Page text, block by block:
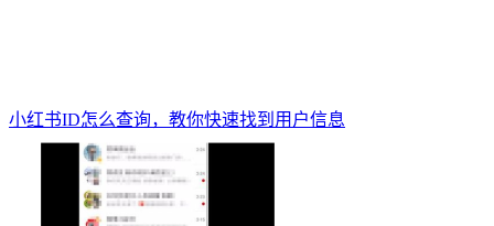
小红书ID怎么查询，教你快速找到用户信息